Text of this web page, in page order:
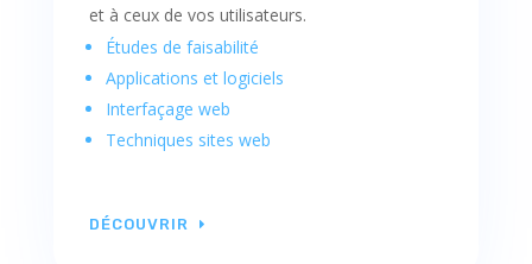
et à ceux de vos utilisateurs.
Études de faisabilité
Applications et logiciels
Interfaçage web
Techniques sites web
DÉCOUVRIR